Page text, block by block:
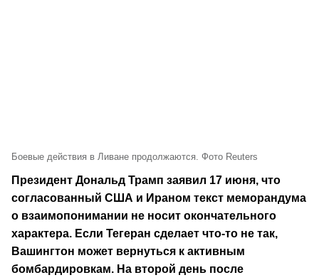
Боевые действия в Ливане продолжаются. Фото Reuters
Президент Дональд Трамп заявил 17 июня, что
согласованный США и Ираном текст меморандума
о взаимопонимании не носит окончательного
характера. Если Тегеран сделает что-то не так,
Вашингтон может вернуться к активным
бомбардировкам. На второй день после